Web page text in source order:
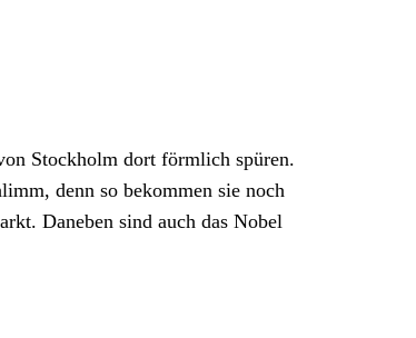
Stockholm dort förmlich spüren.
denn so bekommen sie noch
Daneben sind auch das Nobel